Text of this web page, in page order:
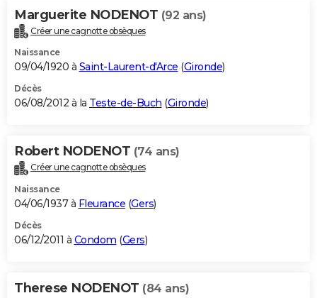
Marguerite NODENOT (92 ans)
Créer une cagnotte obsèques
Naissance
09/04/1920 à Saint-Laurent-d'Arce (Gironde)
Décès
06/08/2012 à la Teste-de-Buch (Gironde)
Robert NODENOT (74 ans)
Créer une cagnotte obsèques
Naissance
04/06/1937 à Fleurance (Gers)
Décès
06/12/2011 à Condom (Gers)
Therese NODENOT (84 ans)